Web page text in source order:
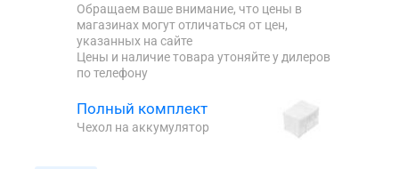
Обращаем ваше внимание, что цены в
магазинах могут отличаться от цен,
указанных на сайте
Цены и наличие товара утоняйте у дилеров
по телефону
Полный комплект
Чехол на аккумулятор